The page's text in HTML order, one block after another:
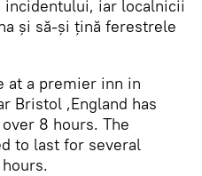
incidentului, iar localnicii
și să-și țină ferestrele
at a premier inn in
Bristol ,England has
8 hours. The
to last for several